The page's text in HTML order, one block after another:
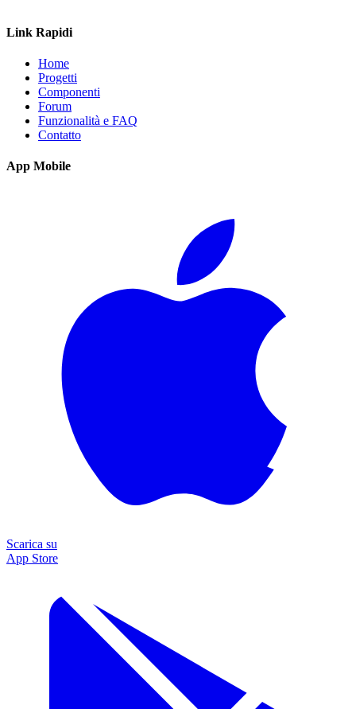
Link Rapidi
Home
Progetti
Componenti
Forum
Funzionalità e FAQ
Contatto
App Mobile
Scarica su
App Store